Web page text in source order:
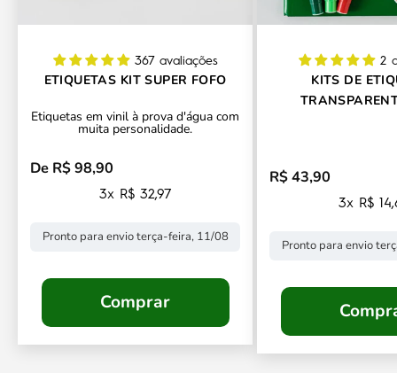
367 avaliações
ETIQUETAS KIT SUPER FOFO
Etiquetas em vinil à prova d'água com
muita personalidade.
Preço promocional
De R$ 98,90
3x R$ 32,97
Pronto para envio terça-feira, 11/08
Comprar
2
KITS DE
Preço promocional
R$ 43,90
3x R$
Pronto para envio